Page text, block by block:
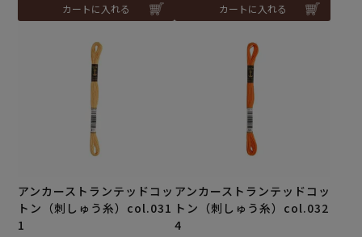
カートに入れる カートに入れる
アンカーストランテッドコッ
トン（刺しゅう糸）col.031
1
アンカーストランテッドコッ
トン（刺しゅう糸）col.032
4